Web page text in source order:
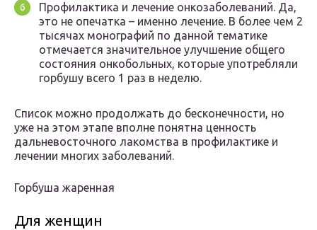
Профилактика и лечение онкозаболеваний. Да,
это не опечатка – именно лечение. В более чем 2
тысячах монографий по данной тематике
отмечается значительное улучшение общего
состояния онкобольных, которые употребляли
горбушу всего 1 раз в неделю.
Список можно продолжать до бесконечности, но
уже на этом этапе вполне понятна ценность
дальневосточного лакомства в профилактике и
лечении многих заболеваний.
Горбуша жаренная
Для женщин